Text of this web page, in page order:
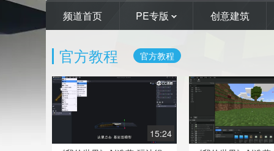
频道首页 PE专版 创意建筑
官方教程 官方教程
15:24